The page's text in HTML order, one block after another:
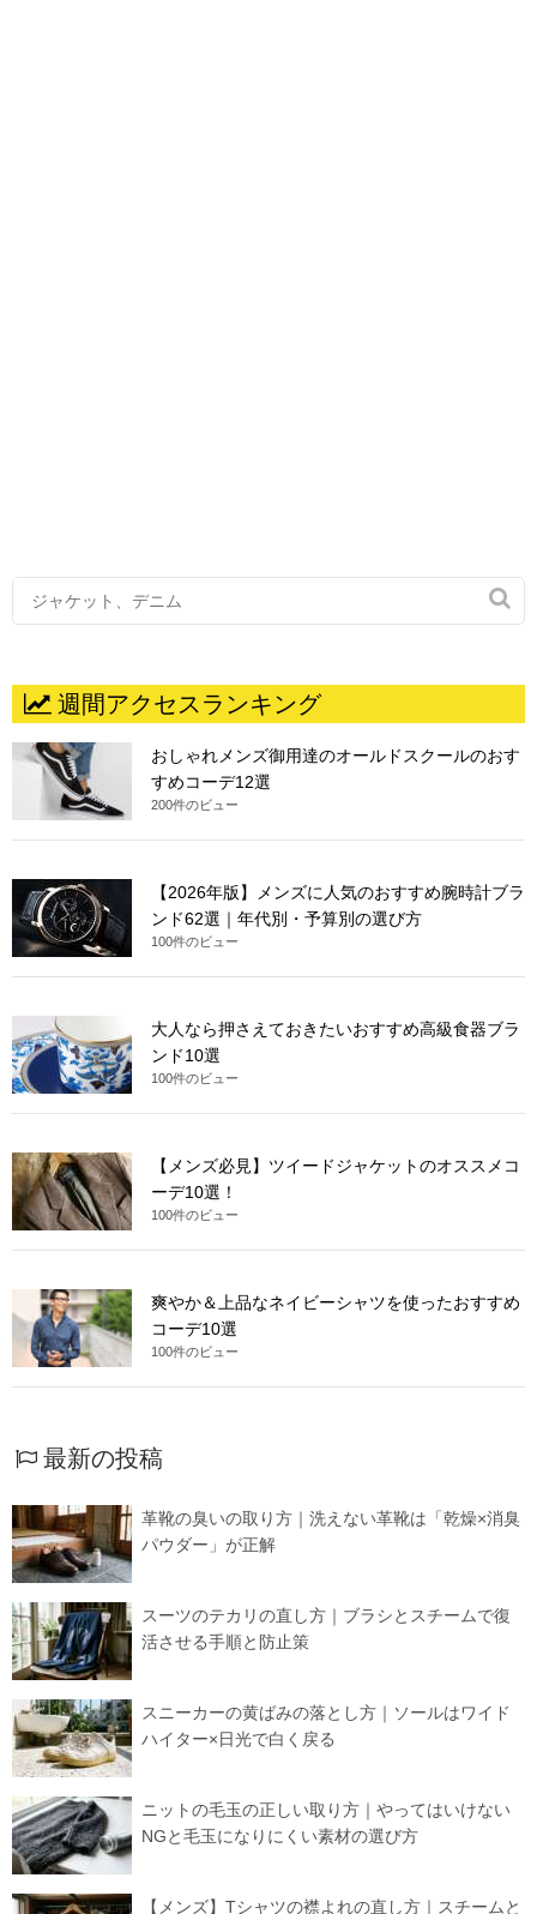

週間アクセスランキング
おしゃれメンズ御用達のオールドスクールのおす
すめコーデ12選
200件のビュー
【2026年版】メンズに人気のおすすめ腕時計ブラ
ンド62選｜年代別・予算別の選び方
100件のビュー
大人なら押さえておきたいおすすめ高級食器ブラ
ンド10選
100件のビュー
【メンズ必見】ツイードジャケットのオススメコ
ーデ10選！
100件のビュー
爽やか＆上品なネイビーシャツを使ったおすすめ
コーデ10選
100件のビュー
最新の投稿
革靴の臭いの取り方｜洗えない革靴は「乾燥×消臭
パウダー」が正解
スーツのテカリの直し方｜ブラシとスチームで復
活させる手順と防止策
スニーカーの黄ばみの落とし方｜ソールはワイド
ハイター×日光で白く戻る
ニットの毛玉の正しい取り方｜やってはいけない
NGと毛玉になりにくい素材の選び方
【メンズ】Tシャツの襟よれの直し方｜スチームと